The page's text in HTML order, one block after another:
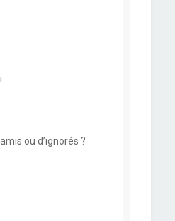
ou d’ignorés ?